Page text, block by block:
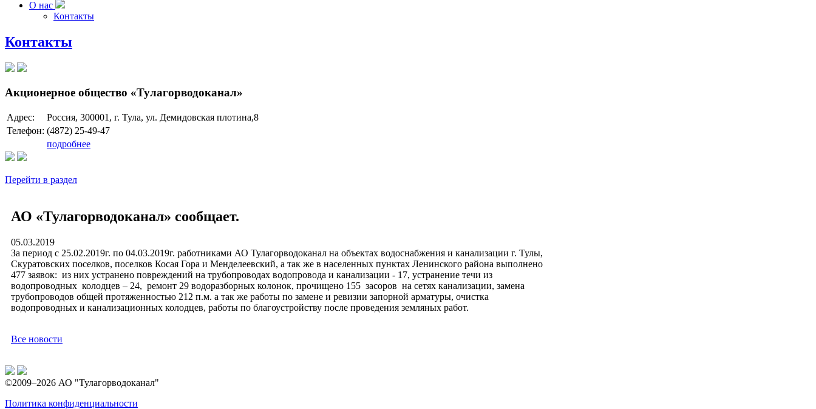
О нас
Контакты
Контакты
Акционерное общество «Тулагорводоканал»
Адрес:
Россия, 300001, г. Тула, ул. Демидовская плотина,8
Телефон: (4872) 25-49-47
подробнее
Перейти в раздел
АО «Тулагорводоканал» сообщает.
05.03.2019
За период с 25.02.2019г. по 04.03.2019г. работниками АО Тулагорводоканал на объектах водоснабжения и канализации г. Тулы,
Скуратовских поселков, поселков Косая Гора и Менделеевский, а так же в населенных пунктах Ленинского района выполнено
477 заявок: из них устранено повреждений на трубопроводах водопровода и канализации - 17, устранение течи из
водопроводных колодцев – 24, ремонт 29 водоразборных колонок, прочищено 155 засоров на сетях канализации, замена
трубопроводов общей протяженностью 212 п.м. а так же работы по замене и ревизии запорной арматуры, очистка
водопроводных и канализационных колодцев, работы по благоустройству после проведения земляных работ.
Все новости
©2009–2026 АО "Тулагорводоканал"
Политика конфиденциальности